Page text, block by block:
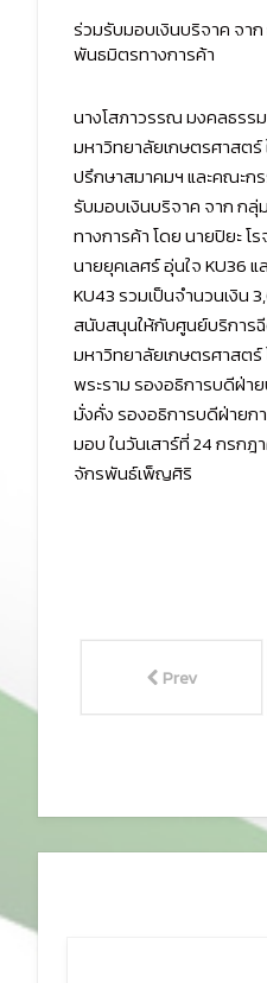
ร่วมรับมอบเงินบริจาค จา
พันธมิตรทางการค้า
นางโสภาวรรณ มงคลธรร
มหาวิทยาลัยเกษตรศาสต
ปรึกษาสมาคมฯ และคณะก
รับมอบเงินบริจาค จาก ก
ทางการค้า โดย นายปิยะ โ
นายยุคเลศร์ อุ่นใจ KU36
KU43 รวมเป็นจำนวนเงิน
สนับสนุนให้กับศูนย์บริการ
มหาวิทยาลัยเกษตรศาสต
พระราม รองอธิการบดีฝ่า
มั่งคั่ง รองอธิการบดีฝ่ายก
มอบ ในวันเสาร์ที่ 24 กรก
จักรพันธ์เพ็ญศิริ
Prev